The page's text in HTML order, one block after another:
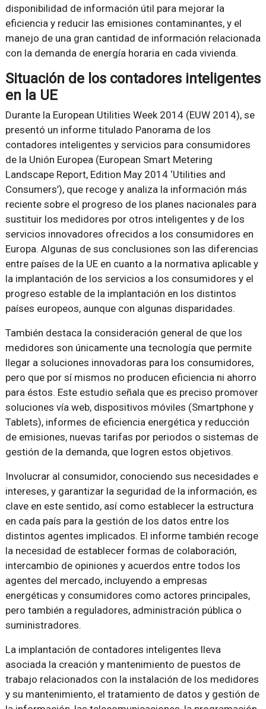
disponibilidad de información útil para mejorar la
eficiencia y reducir las emisiones contaminantes, y el
manejo de una gran cantidad de información relacionada
con la demanda de energía horaria en cada vivienda.
Situación de los contadores inteligentes
en la UE
Durante la European Utilities Week 2014 (EUW 2014), se
presentó un informe titulado Panorama de los
contadores inteligentes y servicios para consumidores
de la Unión Europea (European Smart Metering
Landscape Report, Edition May 2014 ‘Utilities and
Consumers’), que recoge y analiza la información más
reciente sobre el progreso de los planes nacionales para
sustituir los medidores por otros inteligentes y de los
servicios innovadores ofrecidos a los consumidores en
Europa. Algunas de sus conclusiones son las diferencias
entre países de la UE en cuanto a la normativa aplicable y
la implantación de los servicios a los consumidores y el
progreso estable de la implantación en los distintos
países europeos, aunque con algunas disparidades.
También destaca la consideración general de que los
medidores son únicamente una tecnología que permite
llegar a soluciones innovadoras para los consumidores,
pero que por sí mismos no producen eficiencia ni ahorro
para éstos. Este estudio señala que es preciso promover
soluciones vía web, dispositivos móviles (Smartphone y
Tablets), informes de eficiencia energética y reducción
de emisiones, nuevas tarifas por periodos o sistemas de
gestión de la demanda, que logren estos objetivos.
Involucrar al consumidor, conociendo sus necesidades e
intereses, y garantizar la seguridad de la información, es
clave en este sentido, así como establecer la estructura
en cada país para la gestión de los datos entre los
distintos agentes implicados. El informe también recoge
la necesidad de establecer formas de colaboración,
intercambio de opiniones y acuerdos entre todos los
agentes del mercado, incluyendo a empresas
energéticas y consumidores como actores principales,
pero también a reguladores, administración pública o
suministradores.
La implantación de contadores inteligentes lleva
asociada la creación y mantenimiento de puestos de
trabajo relacionados con la instalación de los medidores
y su mantenimiento, el tratamiento de datos y gestión de